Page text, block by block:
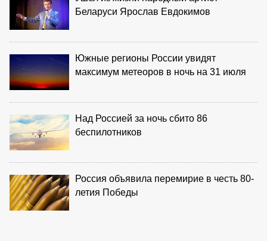
Беларуси Ярослав Евдокимов
Южные регионы России увидят
максимум метеоров в ночь на 31 июля
Над Россией за ночь сбито 86
беспилотников
Россия объявила перемирие в честь 80-
летия Победы